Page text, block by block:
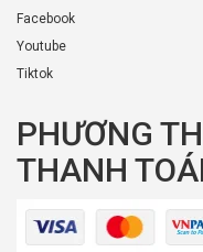
Facebook
Youtube
Tiktok
PHƯƠNG
THANH